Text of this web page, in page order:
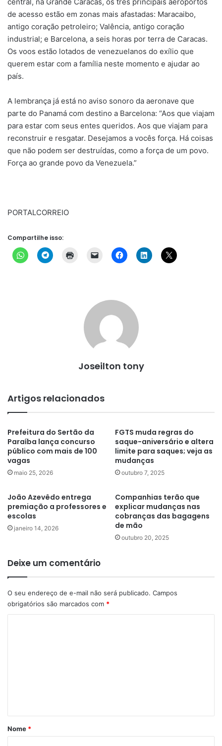
de acesso estão em zonas mais afastadas: Maracaibo,
antigo coração petroleiro; Valência, antigo coração
industrial; e Barcelona, a seis horas por terra de Caracas.
Os voos estão lotados de venezuelanos do exílio que
querem estar com a família neste momento e ajudar ao
país.
A lembrança já está no aviso sonoro da aeronave que
parte do Panamá com destino a Barcelona: “Aos que viajam
para estar com seus entes queridos. Aos que viajam para
reconstruir e resgatar. Desejamos a vocês força. Há coisas
que não podem ser destruídas, como a força de um povo.
Força ao grande povo da Venezuela.”
PORTALCORREIO
Compartilhe isso:
Joseilton tony
Artigos relacionados
Prefeitura do Sertão da
Paraíba lança concurso
público com mais de 100
vagas
maio 25, 2026
FGTS muda regras do
saque-aniversário e altera
limite para saques; veja as
mudanças
outubro 7, 2025
João Azevêdo entrega
premiação a professores e
escolas
janeiro 14, 2026
Companhias terão que
explicar mudanças nas
cobranças das bagagens
de mão
outubro 20, 2025
Deixe um comentário
O seu endereço de e-mail não será publicado. Campos
obrigatórios são marcados com *
rNome *